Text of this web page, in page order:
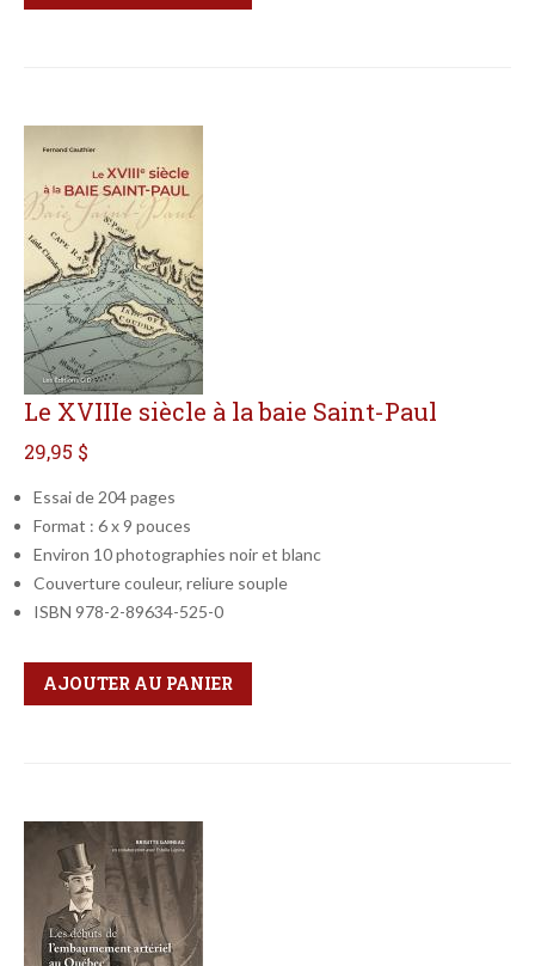
Le XVIIIe siècle à la baie Saint-Paul
29,95 $
Essai de 204 pages
Format : 6 x 9 pouces
Environ 10 photographies noir et blanc
Couverture couleur, reliure souple
ISBN 978-2-89634-525-0
Qté
Format
AJOUTER AU PANIER